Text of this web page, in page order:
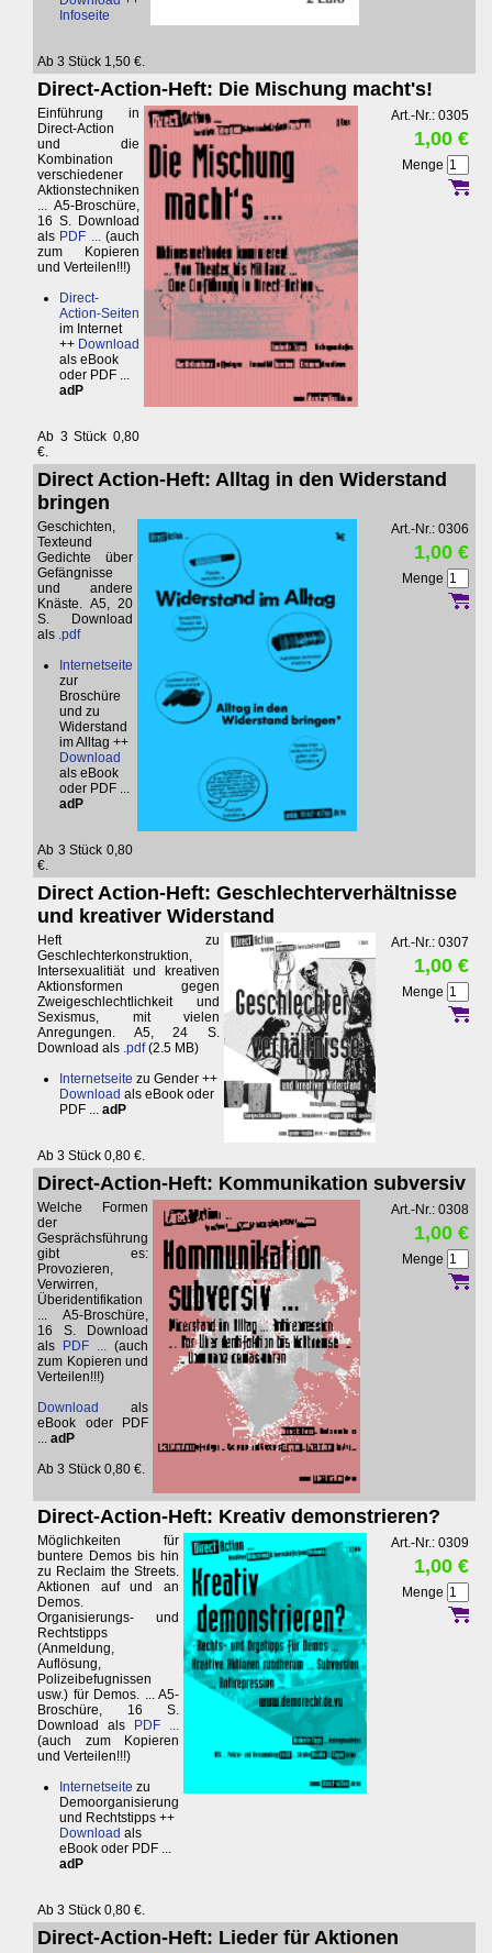
Infoseite
Ab 3 Stück 1,50 €.
Direct-Action-Heft: Die Mischung macht's!
Einführung in
Direct-Action
und die
Kombination
verschiedener
Aktionstechniken
... A5-Broschüre,
16 S. Download
als PDF ...(auch
zum Kopieren
und Verteilen!!!)
Direct-
Action-Seiten
im Internet
++ Download
als eBook
oder PDF ...
adP
Ab 3 Stück 0,80
€.
Art.-Nr.: 0305
1,00 €
Menge
Direct Action-Heft: Alltag in den Widerstand
bringen
Geschichten,
Texteund
Gedichte über
Gefängnisse
und andere
Knäste. A5, 20
S. Download
als .pdf
Internetseite
zur
Broschüre
und zu
Widerstand
im Alltag ++
Download
als eBook
oder PDF ...
adP
Ab 3 Stück 0,80
€.
Art.-Nr.: 0306
1,00 €
Menge
Direct Action-Heft: Geschlechterverhältnisse
und kreativer Widerstand
Heft zu
Geschlechterkonstruktion,
Intersexualitiät und kreativen
Aktionsformen gegen
Zweigeschlechtlichkeit und
Sexismus, mit vielen
Anregungen. A5, 24 S.
Download als .pdf(2.5 MB)
Internetseite zu Gender ++
Download als eBook oder
PDF ... adP
Ab 3 Stück 0,80 €.
Art.-Nr.: 0307
1,00 €
Menge
Direct-Action-Heft: Kommunikation subversiv
Welche Formen
der
Gesprächsführung
gibt es:
Provozieren,
Verwirren,
Überidentifikation
... A5-Broschüre,
16 S. Download
als
PDF ... (auch
zum Kopieren und
Verteilen!!!)
Download
als
eBook oder PDF
... adP
Ab 3 Stück 0,80 €.
Art.-Nr.: 0308
1,00 €
Menge
Direct-Action-Heft: Kreativ demonstrieren?
Möglichkeiten für
buntere Demos bis hin
zu Reclaim the Streets.
Aktionen auf und an
Demos.
Organisierungs- und
Rechtstipps
(Anmeldung,
Auflösung,
Polizeibefugnissen
usw.) für Demos. ... A5-
Broschüre, 16 S.
Download als
PDF ...
(auch zum Kopieren
und Verteilen!!!)
Internetseite zu
Demoorganisierung
und Rechtstipps ++
Download als
eBook oder PDF ...
adP
Ab 3 Stück 0,80 €.
Art.-Nr.: 0309
1,00 €
Menge
Direct-Action-Heft: Lieder für Aktionen